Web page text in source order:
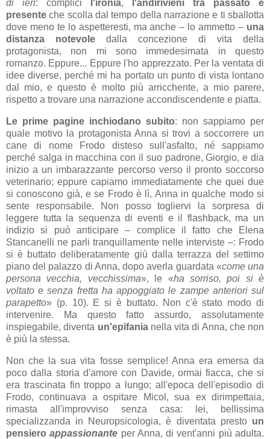
di ieri: complici l'ironia,
l'andirivieni tra passato e
presente che scolla dal tempo della narrazione e ti sballotta
dove meno te lo aspetteresti, ma anche – lo ammetto – una
distanza notevole dalla concezione di vita della
protagonista, non mi sono immedesimata in questo
romanzo. Eppure... Eppure l'ho apprezzato. Per la ventata di
idee diverse, perché mi ha portato un punto di vista lontano
dal mio, e questo è molto più arricchente, a mio parere,
rispetto a trovare una narrazione accondiscendente e piatta.
Le prime pagine inchiodano subito: non sappiamo per
quale motivo la protagonista Anna si trovi a soccorrere un
cane di nome Frodo disteso sull'asfalto, né sappiamo
perché salga in macchina con il suo padrone, Giorgio, e dia
inizio a un imbarazzante percorso verso il pronto soccorso
veterinario; eppure capiamo immediatamente che quei due
si conoscono già, e se Frodo è lì, Anna in qualche modo si
sente responsabile. Non posso togliervi la sorpresa di
leggere tutta la sequenza di eventi e il flashback, ma un
indizio si può anticipare – complice il fatto che Elena
Stancanelli ne parli tranquillamente nelle interviste –: Frodo
si è buttato deliberatamente giù dalla terrazza del settimo
piano del palazzo di Anna, dopo averla guardata «come una
persona vecchia, vecchissima», le «ha sorriso, poi si è
voltato e senza fretta ha appoggiato le zampe anteriori sul
parapetto» (p. 10). E si è buttato. Non c'è stato modo di
intervenire. Ma questo fatto assurdo, assolutamente
inspiegabile, diventa un'epifanianella vita di Anna, che non
è più la stessa.
Non che la sua vita fosse semplice! Anna era emersa da
poco dalla storia d'amore con Davide, ormai fiacca, che si
era trascinata fin troppo a lungo; all'epoca dell'episodio di
Frodo, continuava a ospitare Micol, sua ex dirimpettaia,
rimasta all'improvviso senza casa: lei, bellissima
specializzanda in Neuropsicologia, è diventata presto un
pensieroappassionante per Anna, di vent'anni più adulta.